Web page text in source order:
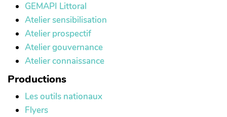
GEMAPI Littoral
Atelier sensibilisation
Atelier prospectif
Atelier gouvernance
Atelier connaissance
Productions
Les outils nationaux
Flyers